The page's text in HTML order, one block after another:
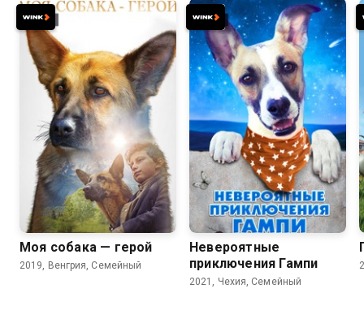
7.2 5.6
Моя собака — герой
2019, Венгрия, Семейный
8.4 6.5
Невероятные
приключения Гампи
2021, Чехия, Семейный